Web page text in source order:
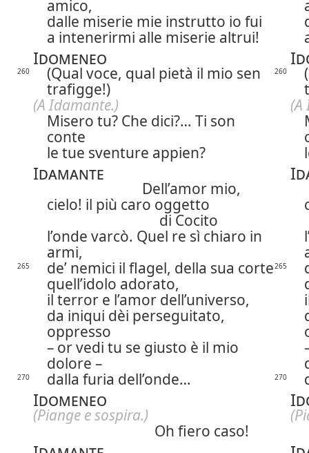
amico,
dalle miserie mie instrutto io fui
a intenerirmi alle miserie altrui!
Idomeneo
260
(Qual voce, qual pietà il mio sen
trafigge!)
260
(A Idamante.)
(A
Misero tu? Che dici?… Ti son
conte
le tue sventure appien?
Idamante
Dell’amor mio,
cielo! il più caro oggetto
di Cocito
l’onde varcò. Quel re sì chiaro in
armi,
265 de’ nemici il flagel, della sua corte265
quell’idolo adorato,
il terror e l’amor dell’universo,
da iniqui dèi perseguitato,
oppresso
– or vedi tu se giusto è il mio
dolore –
270 dalla furia dell’onde… 270
Idomeneo
(Piange e sospira.)
Oh fiero caso!